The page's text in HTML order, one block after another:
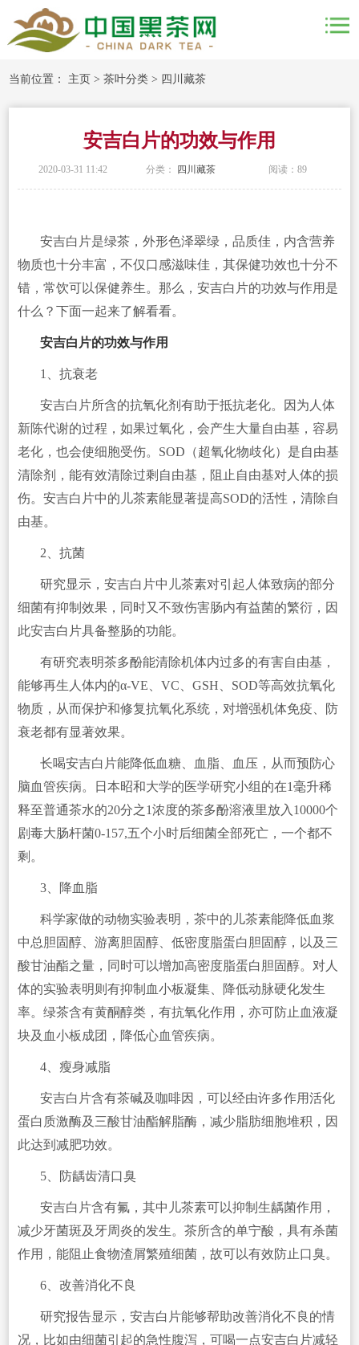
当前位置： 主页 >茶叶分类 > 四川藏茶
安吉白片的功效与作用
2020-03-31 11:42 分类： 四川藏茶 阅读：89
安吉白片是绿茶，外形色泽翠绿，品质佳，内含营养
物质也十分丰富，不仅口感滋味佳，其保健功效也十分不
错，常饮可以保健养生。那么，安吉白片的功效与作用是
什么？下面一起来了解看看。
安吉白片的功效与作用
1、抗衰老
安吉白片所含的抗氧化剂有助于抵抗老化。因为人体
新陈代谢的过程，如果过氧化，会产生大量自由基，容易
老化，也会使细胞受伤。SOD（超氧化物歧化）是自由基
清除剂，能有效清除过剩自由基，阻止自由基对人体的损
伤。安吉白片中的儿茶素能显著提高SOD的活性，清除自
由基。
2、抗菌
研究显示，安吉白片中儿茶素对引起人体致病的部分
细菌有抑制效果，同时又不致伤害肠内有益菌的繁衍，因
此安吉白片具备整肠的功能。
有研究表明茶多酚能清除机体内过多的有害自由基，
能够再生人体内的α-VE、VC、GSH、SOD等高效抗氧化
物质，从而保护和修复抗氧化系统，对增强机体免疫、防
衰老都有显著效果。
长喝安吉白片能降低血糖、血脂、血压，从而预防心
脑血管疾病。日本昭和大学的医学研究小组的在1毫升稀
释至普通茶水的20分之1浓度的茶多酚溶液里放入10000个
剧毒大肠杆菌0-157,五个小时后细菌全部死亡，一个都不
剩。
3、降血脂
科学家做的动物实验表明，茶中的儿茶素能降低血浆
中总胆固醇、游离胆固醇、低密度脂蛋白胆固醇，以及三
酸甘油酯之量，同时可以增加高密度脂蛋白胆固醇。对人
体的实验表明则有抑制血小板凝集、降低动脉硬化发生
率。绿茶含有黄酮醇类，有抗氧化作用，亦可防止血液凝
块及血小板成团，降低心血管疾病。
4、瘦身减脂
安吉白片含有茶碱及咖啡因，可以经由许多作用活化
蛋白质激酶及三酸甘油酯解脂酶，减少脂肪细胞堆积，因
此达到减肥功效。
5、防龋齿清口臭
安吉白片含有氟，其中儿茶素可以抑制生龋菌作用，
减少牙菌斑及牙周炎的发生。茶所含的单宁酸，具有杀菌
作用，能阻止食物渣屑繁殖细菌，故可以有效防止口臭。
6、改善消化不良
研究报告显示，安吉白片能够帮助改善消化不良的情
况，比如由细菌引起的急性腹泻，可喝一点安吉白片减轻